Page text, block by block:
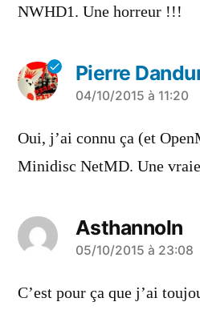
NWHD1. Une horreur !!!
Pierre
a
dit :
04/10/2015 à 11:20
Oui, j’ai connu ça (et
Minidisc NetMD. Une
Asthannoln
a
dit :
05/10/2015 à 23:08
C’est pour ça que j’ai